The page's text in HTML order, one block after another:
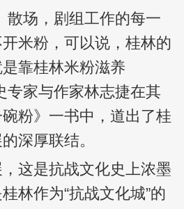
场，剧组工作的每一
米粉，可以说，桂林的
靠桂林米粉滋养
专家与作家林志捷在其
粉》一书中，道出了桂
深厚联结。
是抗战文化史上浓墨
林作为“抗战文化城”的